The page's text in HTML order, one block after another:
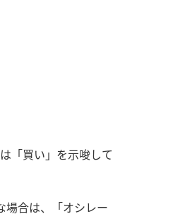
「買い」を示唆して
場合は、「オシレー